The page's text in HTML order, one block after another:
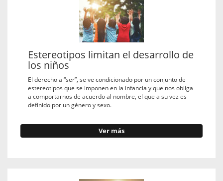
Estereotipos limitan el desarrollo de
los niños
El derecho a “ser”, se ve condicionado por un conjunto de
estereotipos que se imponen en la infancia y que nos obliga
a comportarnos de acuerdo al nombre, el que a su vez es
definido por un género y sexo.
Ver más